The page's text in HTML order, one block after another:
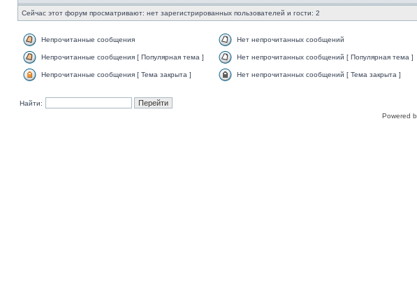
Сейчас этот форум просматривают: нет зарегистрированных пользователей и гости: 2
Непрочитанные сообщения Нет непрочитанных сообщений
Непрочитанные сообщения [ Популярная тема ] Нет непрочитанных сообщений [ Популярная тема ]
Непрочитанные сообщения [ Тема закрыта ] Нет непрочитанных сообщений [ Тема закрыта ]
Найти:
Powered